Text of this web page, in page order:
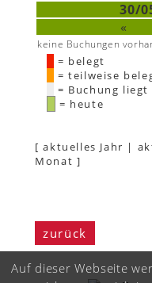
30/
«
keine Buchungen
= belegt
= teilweise
= Buchung
= heute
[aktuelles Jahr |
Monat ]
zurück
Auf dieser Webseite